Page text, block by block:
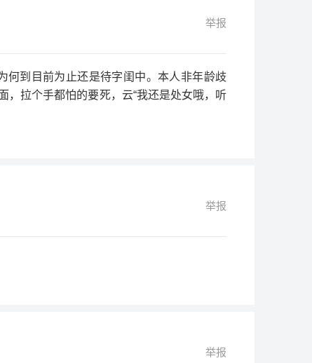
举报
何到目前为止还是待字闺中。本人非年龄歧
，拉个手都怕的要死，云“我还是处女哦，听
举报
举报